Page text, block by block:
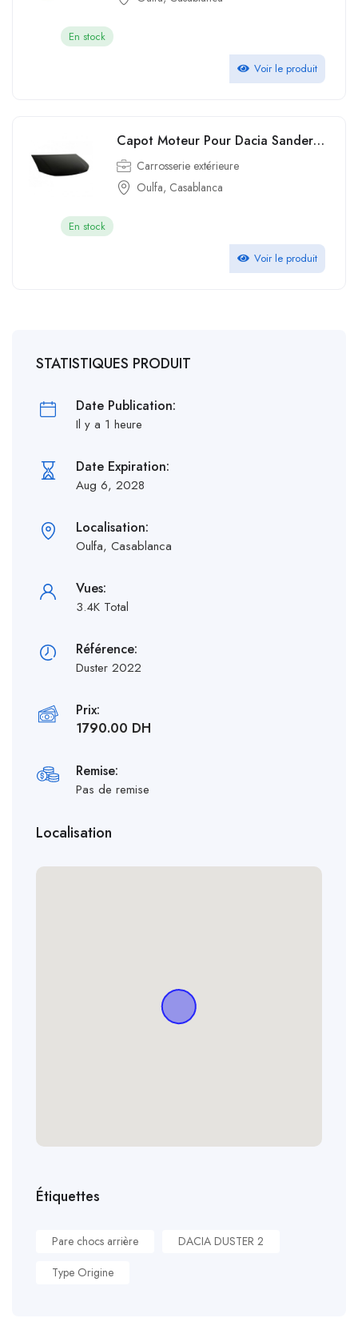
En stock
Voir le produit
Capot Moteur Pour Dacia Sandero Iii Phase 1 2021 2022
Carrosserie extérieure
Oulfa, Casablanca
En stock
Voir le produit
STATISTIQUES PRODUIT
Date Publication:
Il y a 1 heure
Date Expiration:
Aug 6, 2028
Localisation:
Oulfa, Casablanca
Vues:
3.4K Total
Référence:
Duster 2022
Prix:
1790.00 DH
Remise:
Pas de remise
Localisation
Étiquettes
Pare chocs arrière
DACIA DUSTER 2
Type Origine